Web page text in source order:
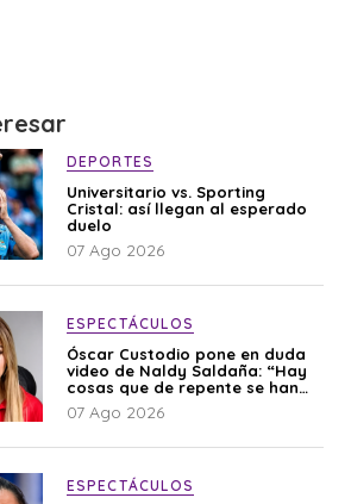
DEPORTES
Universitario vs. Sporting
Cristal: así llegan al esperado
duelo
07 Ago 2026
ESPECTÁCULOS
Óscar Custodio pone en duda
video de Naldy Saldaña: “Hay
cosas que de repente se han
editado”
07 Ago 2026
ESPECTÁCULOS